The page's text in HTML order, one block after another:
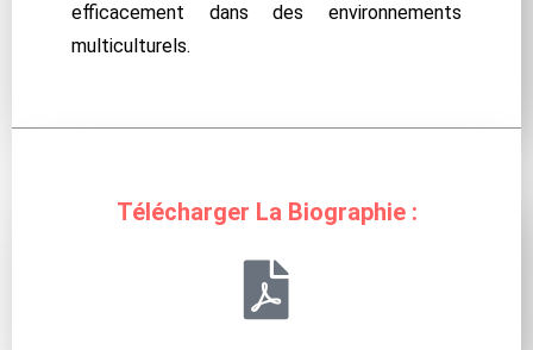
efficacement dans des environnements
multiculturels.
Télécharger La Biographie :